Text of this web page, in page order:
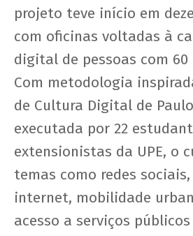
projeto teve início em
com oficinas voltadas à
digital de pessoas com 60
Com metodologia
de Cultura Digital de
executada por 22
extensionistas da UPE, o
temas como redes
internet, mobilidade
acesso a serviços